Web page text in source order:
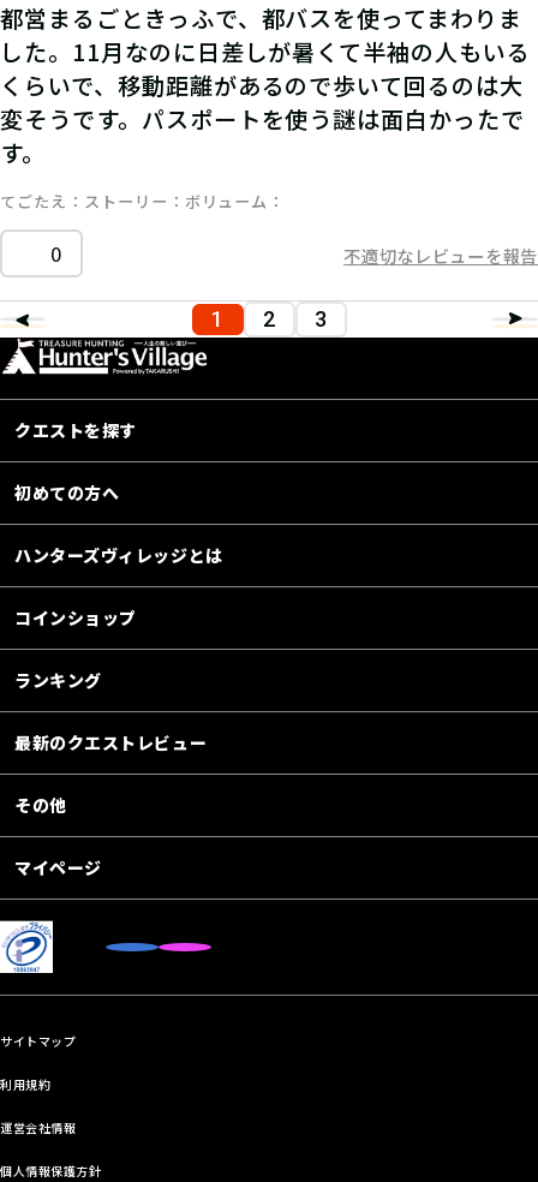
都営まるごときっふで、都バスを使ってまわりま
した。11月なのに日差しが暑くて半袖の人もいる
くらいで、移動距離があるので歩いて回るのは大
変そうです。パスポートを使う謎は面白かったで
す。
てごたえ ストーリー ボリューム
0 不適切なレビューを報告
1 2 3
クエストを探す
初めての方へ
ハンターズヴィレッジとは
コインショップ
ランキング
最新のクエストレビュー
その他
マイページ
サイトマップ
利用規約
運営会社情報
個人情報保護方針